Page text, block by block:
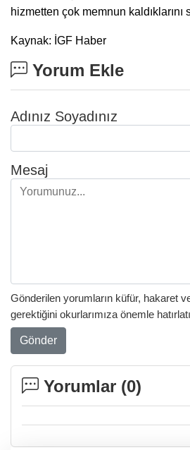
hizmetten çok memnun kaldıklarını
Kaynak: İGF Haber
Yorum Ekle
Adınız Soyadınız
Mesaj
Gönderilen yorumların küfür, hakaret
gerektiğini okurlarımıza önemle
Gönder
Yorumlar (0)